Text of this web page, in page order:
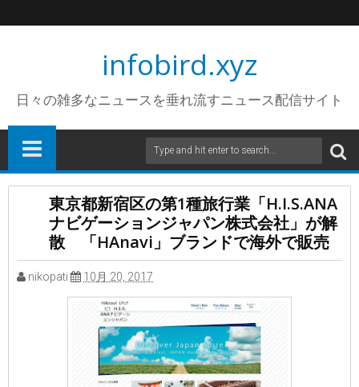
infobird.xyz
日々の雑多なニュースを垂れ流すニュース配信サイト
東京都新宿区の第1種旅行業「H.I.S.ANA
ナビゲーションジャパン株式会社」が解
散 「HAnavi」ブランドで海外で販売
nikopati 10月 20, 2017